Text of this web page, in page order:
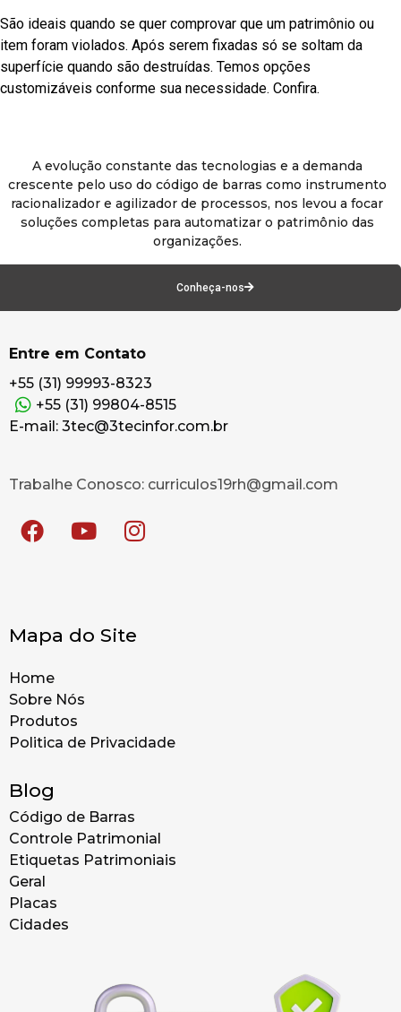
São ideais quando se quer comprovar que um patrimônio ou
item foram violados. Após serem fixadas só se soltam da
superfície quando são destruídas. Temos opções
customizáveis conforme sua necessidade. Confira.
A evolução constante das tecnologias e a demanda
crescente pelo uso do código de barras como instrumento
racionalizador e agilizador de processos, nos levou a focar
soluções completas para automatizar o patrimônio das
organizações.
Conheça-nos
Entre em Contato
+55 (31) 99993-8323
+55 (31) 99804-8515
E-mail: 3tec@3tecinfor.com.br
Trabalhe Conosco: curriculos19rh@gmail.com
Mapa do Site
Home
Sobre Nós
Produtos
Politica de Privacidade
Blog
Código de Barras
Controle Patrimonial
Etiquetas Patrimoniais
Geral
Placas
Cidades